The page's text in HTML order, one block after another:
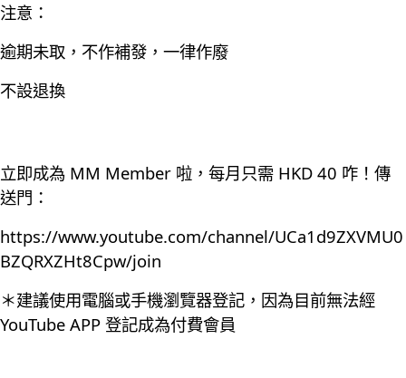
注意：
逾期未取，不作補發，一律作廢
不設退換
立即成為 MM Member 啦，每月只需 HKD 40 咋！傳
送門：
https://www.youtube.com/channel/UCa1d9ZXVMU0
BZQRXZHt8Cpw/join
＊建議使用電腦或手機瀏覽器登記，因為目前無法經
YouTube APP 登記成為付費會員